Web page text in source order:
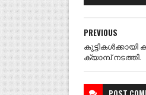
PREVIOUS
ക്യാമ്പ് നടത്തി.